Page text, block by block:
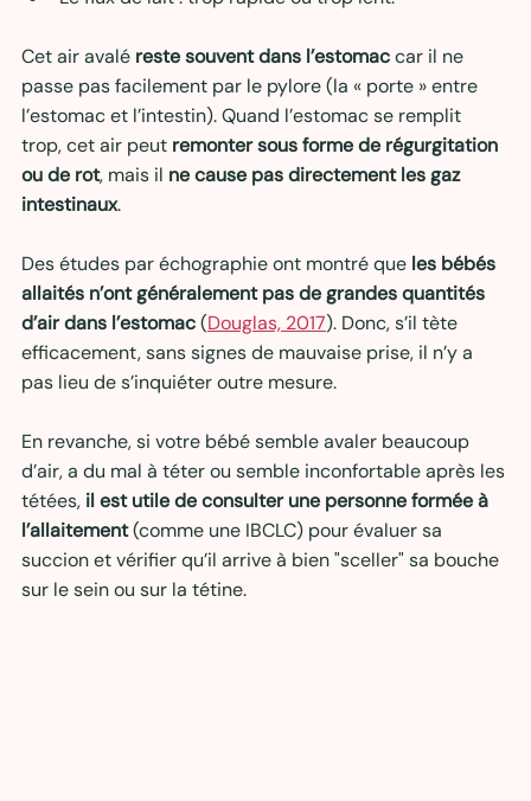
Cet air avalé reste souvent dans l’estomac car il ne
passe pas facilement par le pylore (la « porte » entre
l’estomac et l’intestin). Quand l’estomac se remplit
trop, cet air peut remonter sous forme de régurgitation
ou de rot, mais il ne cause pas directement les gaz
intestinaux.
Des études par échographie ont montré que les bébés
allaités n’ont généralement pas de grandes quantités
d’air dans l’estomac (Douglas, 2017). Donc, s’il tète
efficacement, sans signes de mauvaise prise, il n’y a
pas lieu de s’inquiéter outre mesure.
En revanche, si votre bébé semble avaler beaucoup
d’air, a du mal à téter ou semble inconfortable après les
tétées, il est utile de consulter une personne formée à
l’allaitement (comme une IBCLC) pour évaluer sa
succion et vérifier qu’il arrive à bien "sceller" sa bouche
sur le sein ou sur la tétine.